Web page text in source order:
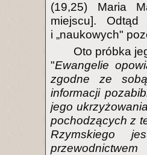
(19,25) Maria
miejscu].
i „naukowych"
Oto próbka
"Ewangelie
zgodne ze
informacji
jego
pochodzących z
Rzymskiego